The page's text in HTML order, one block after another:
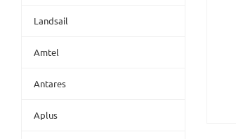
Landsail
Amtel
Antares
Aplus